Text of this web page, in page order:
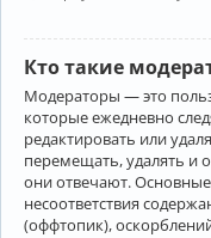
Кто такие
Модераторы — это
которые ежедневно
редактировать или
перемещать, удалять и
они отвечают.
несоответствия
(оффтопик),